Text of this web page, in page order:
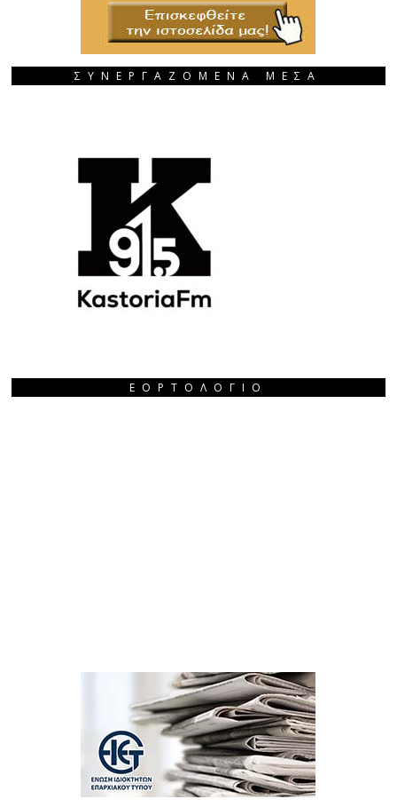
ΣΥΝΕΡΓΑΖΟΜΕΝΑ ΜΕΣΑ
ΕΟΡΤΟΛΌΓΙΟ